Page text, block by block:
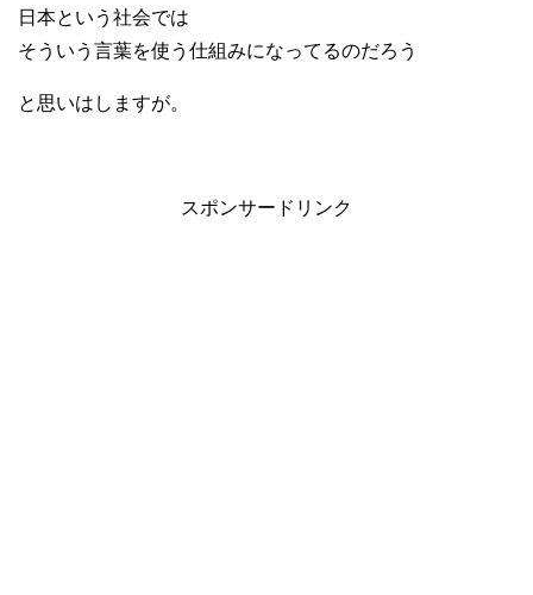
日本という社会では
そういう言葉を使う仕組みになってるのだろう
と思いはしますが。
スポンサードリンク